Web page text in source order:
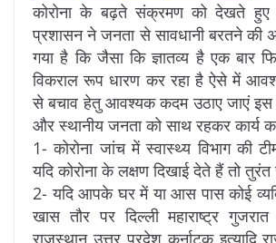
कोरोना के बढ़ते संक्रमण को देखते हुए
प्रशासन ने जनता से सावधानी बरतने की
गया है कि जैसा कि ज्ञातव्य है एक बार
विकराल रूप धारण कर रहा है ऐसे में
से बचाव हेतु आवश्यक कदम उठाए जाएं
और स्थानीय जनता को साथ रहकर कार्य
1- कोरोना जांच में स्वास्थ्य विभाग की
यदि कोरोना के लक्षण दिखाई देते हैं तो
2- यदि आपके घर में या आस पास कोई
खास तौर पर दिल्ली महाराष्ट्र